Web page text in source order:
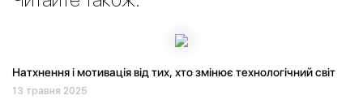
Натхнення і мотивація від тих, хто змінює технологічний світ
13 травня 2025